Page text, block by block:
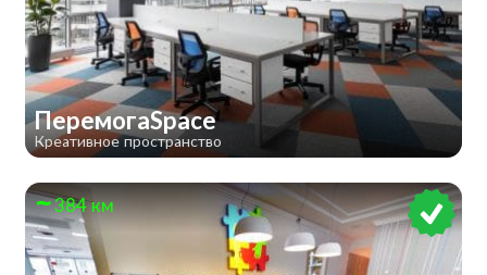
ПеремогаSpace
Креативное пространство
384 км